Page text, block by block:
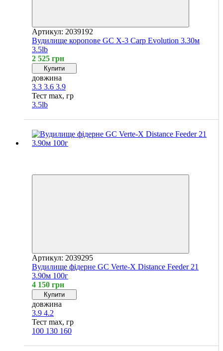
Артикул: 2039192
Вудилище коропове GC X-3 Carp Evolution 3.30м
3.5lb
2 525 грн
Купити
довжина
3.3 3.6 3.9
Тест max, гр
3.5lb
Артикул: 2039295
Вудилище фідерне GC Verte-X Distance Feeder 21
3.90м 100г
4 150 грн
Купити
довжина
3.9 4.2
Тест max, гр
100 130 160